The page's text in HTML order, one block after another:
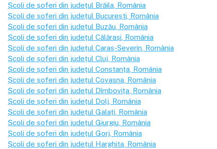
Școli de șoferi din județul Brăila , România
Școli de șoferi din județul București , România
Școli de șoferi din județul Buzău , România
Școli de șoferi din județul Călărași , România
Școli de șoferi din județul Caraș-Severin , România
Școli de șoferi din județul Cluj , România
Școli de șoferi din județul Constanța , România
Școli de șoferi din județul Covasna , România
Școli de șoferi din județul Dîmbovița , România
Școli de șoferi din județul Dolj , România
Școli de șoferi din județul Galați , România
Școli de șoferi din județul Giurgiu , România
Școli de șoferi din județul Gorj , România
Școli de șoferi din județul Harghita , România